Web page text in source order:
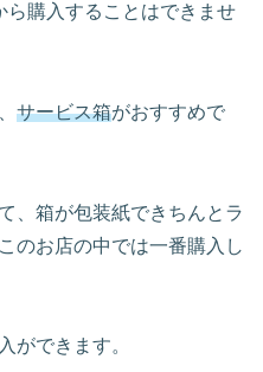
購入することはできませ
サービス箱がおすすめで
、箱が包装紙できちんとラ
のお店の中では一番購入し
ができます。